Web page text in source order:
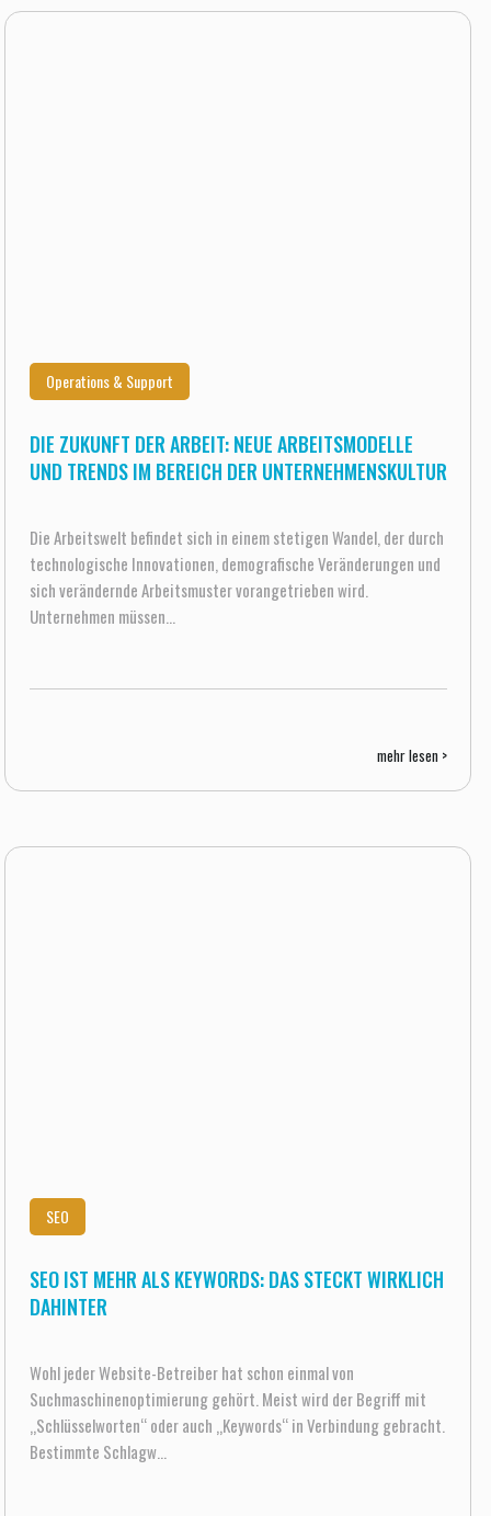
Operations & Support
DIE ZUKUNFT DER ARBEIT: NEUE ARBEITSMODELLE
UND TRENDS IM BEREICH DER UNTERNEHMENSKULTUR
Die Arbeitswelt befindet sich in einem stetigen Wandel, der durch
technologische Innovationen, demografische Veränderungen und
sich verändernde Arbeitsmuster vorangetrieben wird.
Unternehmen müssen...
mehr lesen >
SEO
SEO IST MEHR ALS KEYWORDS: DAS STECKT WIRKLICH
DAHINTER
Wohl jeder Website-Betreiber hat schon einmal von
Suchmaschinenoptimierung gehört. Meist wird der Begriff mit
„Schlüsselworten“ oder auch „Keywords“ in Verbindung gebracht.
Bestimmte Schlagw...